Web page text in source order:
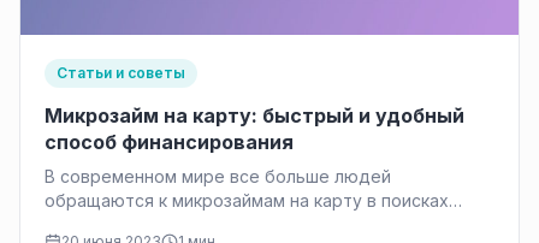
Статьи и советы
Микрозайм на карту: быстрый и удобный
способ финансирования
В современном мире все больше людей
обращаются к микрозаймам на карту в поисках